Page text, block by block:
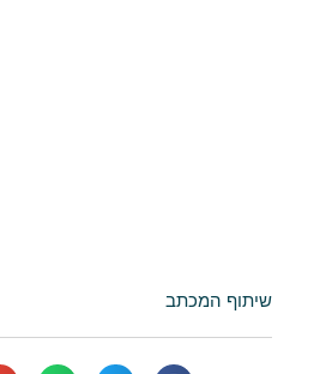
שיתוף המכתב